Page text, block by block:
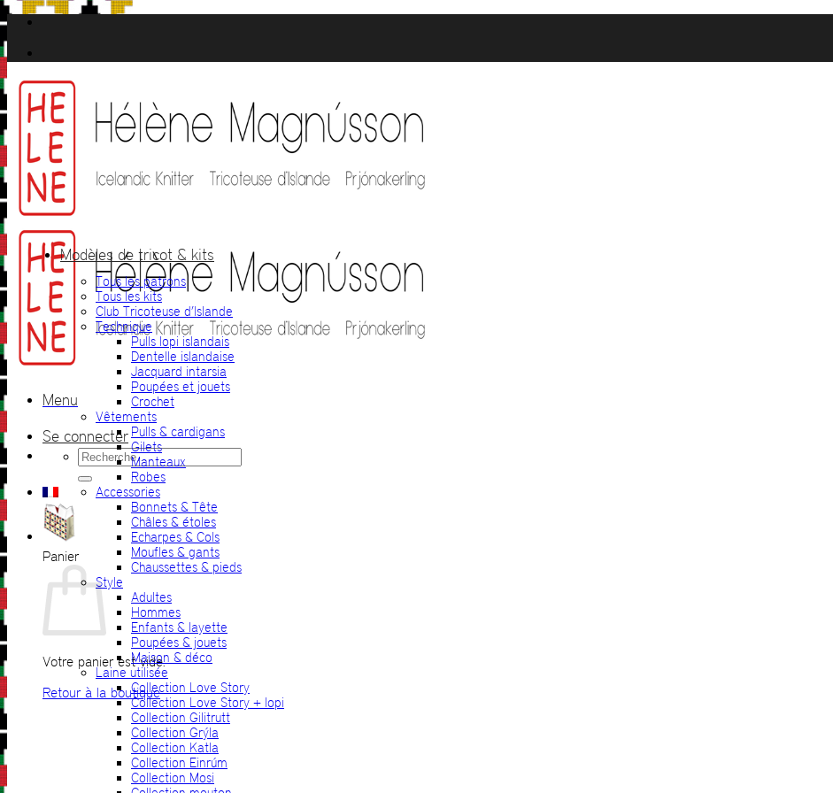
Passer
au
contenu
Menu
Se connecter
Recherche
pour :
Panier
Votre panier est vide.
Retour à la boutique
Modèles de tricot & kits
Tous les patrons
Tous les kits
Club Tricoteuse d’Islande
Technique
Pulls lopi islandais
Dentelle islandaise
Jacquard intarsia
Poupées et jouets
Crochet
Vêtements
Pulls & cardigans
Gilets
Manteaux
Robes
Accessories
Bonnets & Tête
Châles & étoles
Echarpes & Cols
Moufles & gants
Chaussettes & pieds
Style
Adultes
Hommes
Enfants & layette
Poupées & jouets
Maison & déco
Laine utilisée
Collection Love Story
Collection Love Story + lopi
Collection Gilitrutt
Collection Grýla
Collection Katla
Collection Einrúm
Collection Mosi